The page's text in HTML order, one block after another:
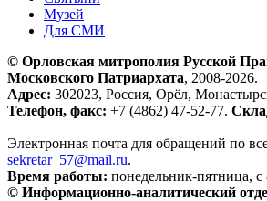
Музей
Для СМИ
© Орловская митрополия Русской
Московского Патриархата, 2008-2026.
Адрес: 302023, Россия, Орёл,
Телефон, факс: +7 (4862) 47-52-77.
Электронная почта для обращений по
sekretar_57@mail.ru.
Время работы: понедельник-пятница, с
© Информационно-аналитический